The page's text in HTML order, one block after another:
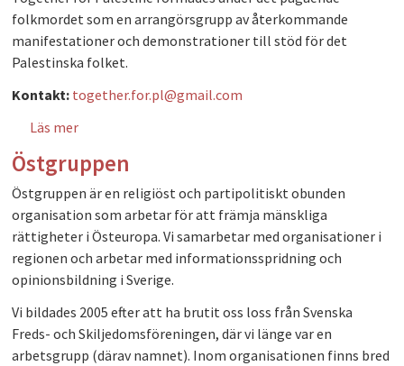
folkmordet som en arrangörsgrupp av återkommande
manifestationer och demonstrationer till stöd för det
Palestinska folket.
Kontakt: together.for.pl@gmail.com
Läs merom Together for Palestine
Östgruppen
Östgruppen är en religiöst och partipolitiskt obunden
organisation som arbetar för att främja mänskliga
rättigheter i Östeuropa. Vi samarbetar med organisationer i
regionen och arbetar med informationsspridning och
opinionsbildning i Sverige.
Vi bildades 2005 efter att ha brutit oss loss från Svenska
Freds- och Skiljedomsföreningen, där vi länge var en
arbetsgrupp (därav namnet). Inom organisationen finns bred